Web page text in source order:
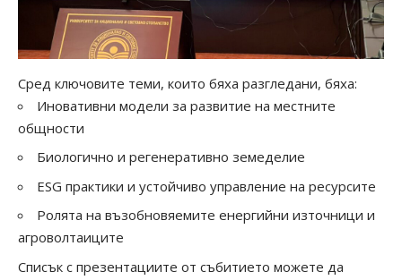
Сред ключовите теми, които бяха разгледани, бяха:
Иновативни модели за развитие на местните
общности
Биологично и регенеративно земеделие
ESG практики и устойчиво управление на ресурсите
Ролята на възобновяемите енергийни източници и
агроволтаиците
Списък с презентациите от събитието можете да